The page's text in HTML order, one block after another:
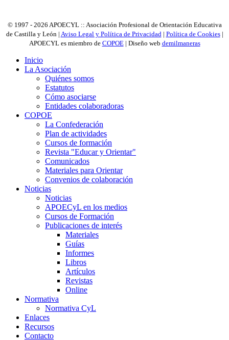
© 1997 - 2026 APOECYL :: Asociación Profesional de Orientación Educativa
de Castilla y León | Aviso Legal y Política de Privacidad| Política de Cookies|
APOECYL es miembro de COPOE| Diseño web demilmaneras
Inicio
La Asociación
Quiénes somos
Estatutos
Cómo asociarse
Entidades colaboradoras
COPOE
La Confederación
Plan de actividades
Cursos de formación
Revista "Educar y Orientar"
Comunicados
Materiales para Orientar
Convenios de colaboración
Noticias
Noticias
APOECyL en los medios
Cursos de Formación
Publicaciones de interés
Materiales
Guías
Informes
Libros
Artículos
Revistas
Online
Normativa
Normativa CyL
Enlaces
Recursos
Contacto